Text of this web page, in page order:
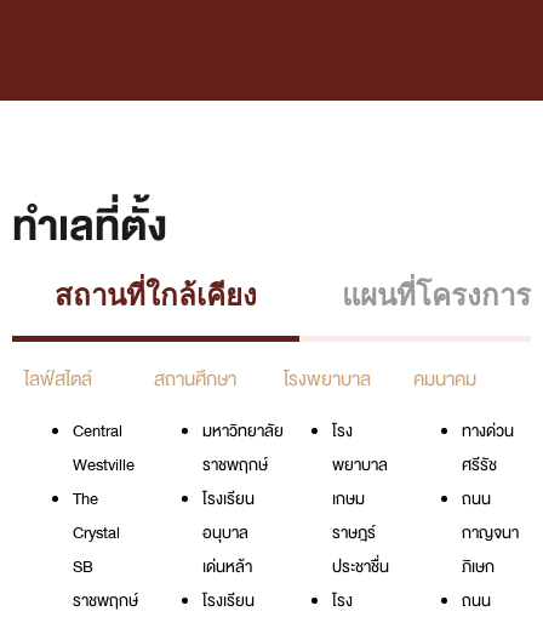
ทำเลที่ตั้ง
สถานที่ใกล้เคียง แผนที่โครงการ
ไลฟ์สไตล์
Central
Westville
The
Crystal
SB
ราชพฤกษ์
สถานศึกษา
มหาวิทยาลัย
ราชพฤกษ์
โรงเรียน
อนุบาล
เด่นหล้า
โรงเรียน
โรงพยาบาล
โรง
พยาบาล
เกษม
ราษฎร์
ประชาชื่น
โรง
คมนาคม
ทางด่วน
ศรีรัช
ถนน
กาญจนา
ภิเษก
ถนน